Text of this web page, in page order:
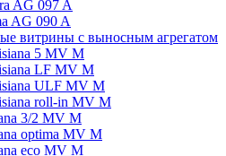
AG 097 A
AG 090 A
витрины с выносным агрегатом
5 MV M
LF MV M
ULF MV M
roll-in MV M
3/2 MV M
optima MV M
eco MV M